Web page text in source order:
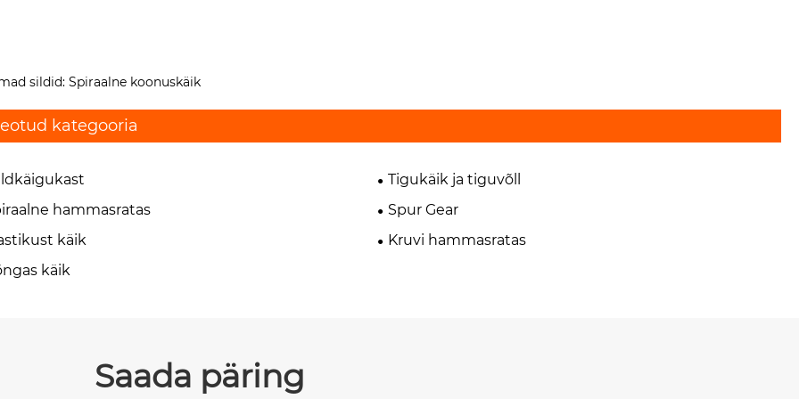
sildid: Spiraalne koonuskäik
kategooria
Tigukäik ja tiguvõll
hammasratas
Spur Gear
käik
Kruvi hammasratas
käik
Saada päring